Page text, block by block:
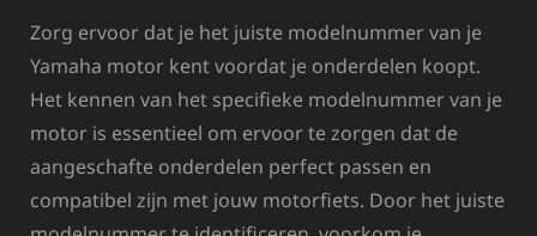
Zorg ervoor dat je het juiste modelnummer van je
Yamaha motor kent voordat je onderdelen koopt.
Het kennen van het specifieke modelnummer van je
motor is essentieel om ervoor te zorgen dat de
aangeschafte onderdelen perfect passen en
compatibel zijn met jouw motorfiets. Door het juiste